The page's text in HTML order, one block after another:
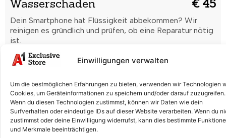
Einwilligungen verwalten
Um die bestmöglichen Erfahrungen zu bieten, verwenden wir Technologien
Cookies, um Geräteinformationen zu speichern und/oder darauf zuzugreifen.
Wenn du diesen Technologien zustimmst, können wir Daten wie dein
Surfverhalten oder eindeutige IDs auf dieser Website verarbeiten. Wenn du
zustimmst oder deine Einwilligung widerrufst, kann dies bestimmte
und Merkmale beeinträchtigen.
Wasserschaden € 45
Dein Smartphone hat Flüssigkeit abbekommen? Wir
reinigen es gründlich und prüfen, ob eine Reparatur nötig
ist.
Code vergessen /
Du hast deinen Entsperrcode vergessen oder dein
Smartphone startet nicht richtig? Wir setzen es sicher
zurück und bringen es wieder in Ordnung.
Displaytausch (Glas + LCD +